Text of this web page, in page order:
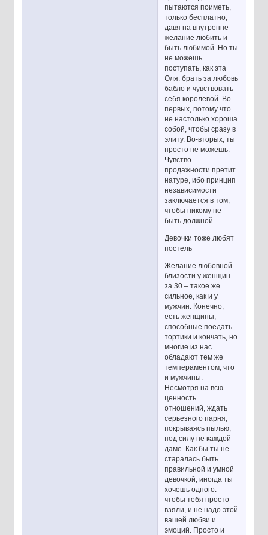
пытаются поиметь,
только бесплатно,
давя на внутренне
желание любить и
быть любимой. Но ты
не можешь
поступать, как эта
Оля: брать за любовь
бабло и чувствовать
себя королевой. Во-
первых, потому что
не настолько хороша
собой, чтобы сразу в
элиту. Во-вторых, ты
просто не можешь.
Чувство
продажности претит
натуре, ибо принцип
независимости
заключается в том,
чтобы никому не
быть должной.
Девочки тоже любят
постель
Желание любовной
близости у женщин
за 30 – такое же
сильное, как и у
мужчин. Конечно,
есть женщины,
способные поедать
тортики и кончать, но
многие из нас
обладают тем же
темпераментом, что
и мужчины.
Несмотря на всю
ценность
отношений, ждать
серьезного парня,
покрываясь пылью,
под силу не каждой
даме. Как бы ты не
старалась быть
правильной и умной
девочкой, иногда ты
хочешь одного:
чтобы тебя просто
взяли, и не надо этой
вашей любви и
эмоций. Просто и